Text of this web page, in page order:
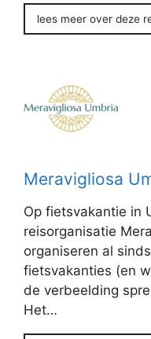
lees meer over deze
Meravigliosa
Op fietsvakantie in
reisorganisatie
organiseren al
fietsvakanties (en
de verbeelding
Het…